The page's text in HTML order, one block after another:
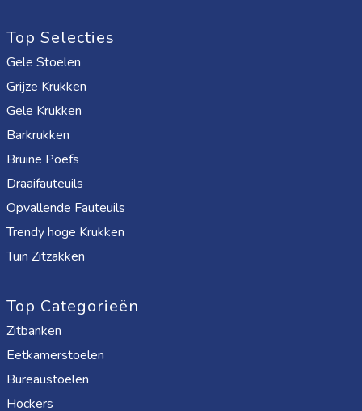
Top Selecties
Gele Stoelen
Grijze Krukken
Gele Krukken
Barkrukken
Bruine Poefs
Draaifauteuils
Opvallende Fauteuils
Trendy hoge Krukken
Tuin Zitzakken
Top Categorieën
Zitbanken
Eetkamerstoelen
Bureaustoelen
Hockers